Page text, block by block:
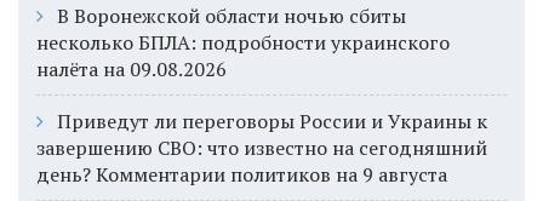
В Воронежской области ночью сбиты
несколько БПЛА: подробности украинского
налёта на 09.08.2026
Приведут ли переговоры России и Украины к
завершению СВО: что известно на сегодняшний
день? Комментарии политиков на 9 августа